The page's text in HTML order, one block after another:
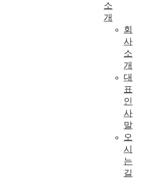
소
개
회
사
소
개
대
표
인
사
말
오
시
는
길